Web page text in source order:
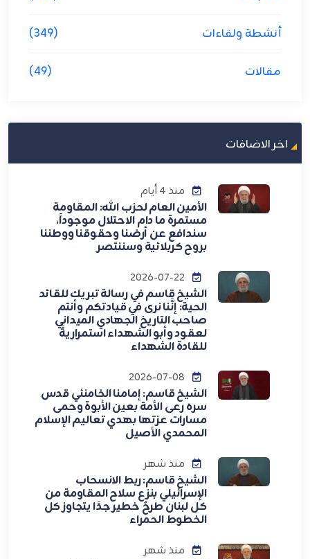
أنشطة ولقاءات (349)
مقالات (49)
اخر الاضافات
منذ 4 أيام
الأمين العام لحزب الله: المقاومة
مستمرة ما دام الاحتلال موجوداً،
سندافع عن أرضنا وحقوقنا ووطننا
بروح كربلائية وسننتصر
الشيخ قاسم في رسالة تبريك للقائد
الحية: إنَّنا نرى في قيادتكم وأنتم
صاحب التاريخ الجهادي الميداني
لعقود وأبو الشهداء استمراريةً
للقادة الشهداء
الشيخ قاسم: إمامنا الخامنئي قدس
سره رعى الأمة بعين الأبوة وحمى
مسارات عزتها بهدي تعاليم الإسلام
المحمدي الأصيل
منذ شهر
الشيخ قاسم: ربط الانسحاب
الإسرائيلي بنزع سلاح المقاومة من
كل لبنان طرحٌ خطير جدًا يتجاوز كل
الخطوط الحمراء
منذ شهر